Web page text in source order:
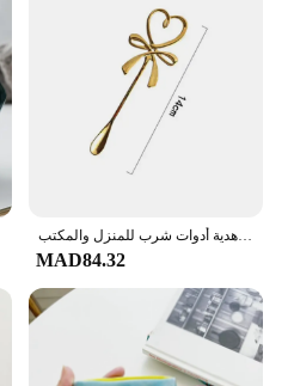
كوب قهوة سيراميك إبداعي ، أكواب شاي حليب الإفطار ، نمط شريط الحب ستار ، مقبض مطلي بالذهب ، هدية أدوات شرب للمنزل والمكتب
MAD84.32